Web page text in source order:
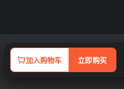
加入购物车 立即购买